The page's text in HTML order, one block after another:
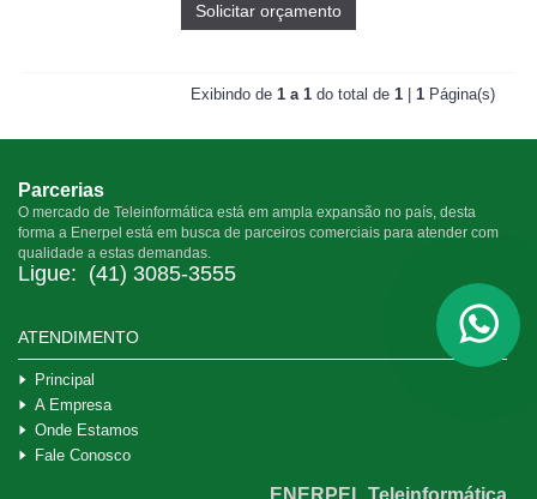
Solicitar orçamento
Exibindo de 1 a 1 do total de 1 1 Página(s)
Parcerias
O mercado de Teleinformática está em ampla expansão no país, desta
forma a Enerpel está em busca de parceiros comerciais para atender com
qualidade a estas demandas.
Ligue: (41) 3085-3555
ATENDIMENTO
Principal
A Empresa
Onde Estamos
Fale Conosco